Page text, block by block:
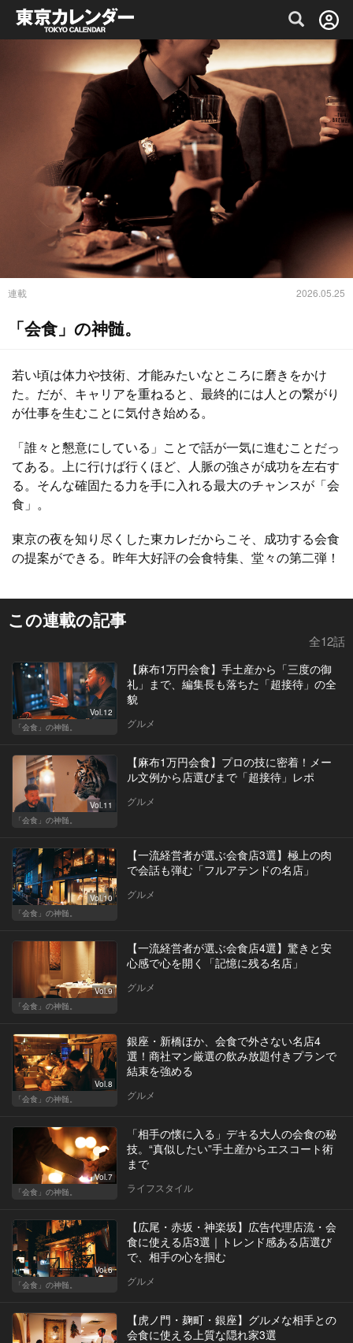
グルメ情報・プレミアムレストラン予約
連載 2026.05.25
「会食」の神髄。
若い頃は体力や技術、才能みたいなところに磨きをかけ
た。だが、キャリアを重ねると、最終的には人との繋がり
が仕事を生むことに気付き始める。
「誰々と懇意にしている」ことで話が一気に進むことだっ
てある。上に行けば行くほど、人脈の強さが成功を左右す
る。そんな確固たる力を手に入れる最大のチャンスが「会
食」。
東京の夜を知り尽くした東カレだからこそ、成功する会食
の提案ができる。昨年大好評の会食特集、堂々の第二弾！
この連載の記事
全12話
Vol.12
「会食」の神髄。
【麻布1万円会食】手土産から「三度の御
礼」まで、編集長も落ちた「超接待」の全
貌
グルメ
Vol.11
「会食」の神髄。
【麻布1万円会食】プロの技に密着！メー
ル文例から店選びまで「超接待」レポ
グルメ
Vol.10
「会食」の神髄。
【一流経営者が選ぶ会食店3選】極上の肉
で会話も弾む「フルアテンドの名店」
グルメ
Vol.9
「会食」の神髄。
【一流経営者が選ぶ会食店4選】驚きと安
心感で心を開く「記憶に残る名店」
グルメ
Vol.8
「会食」の神髄。
銀座・新橋ほか、会食で外さない名店4
選！商社マン厳選の飲み放題付きプランで
結束を強める
グルメ
Vol.7
「会食」の神髄。
「相手の懐に入る」デキる大人の会食の秘
技。“真似したい”手土産からエスコート術
まで
ライフスタイル
Vol.6
「会食」の神髄。
【広尾・赤坂・神楽坂】広告代理店流・会
食に使える店3選｜トレンド感ある店選び
で、相手の心を掴む
グルメ
【虎ノ門・麹町・銀座】グルメな相手との
会食に使える上質な隠れ家3選